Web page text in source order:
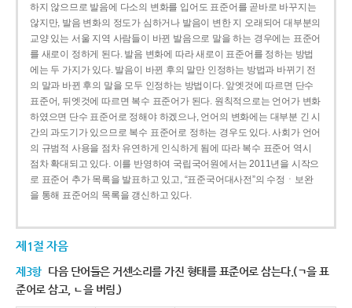
하지 않으므로 발음에 다소의 변화를 입어도 표준어를 곧바로 바꾸지는
않지만, 발음 변화의 정도가 심하거나 발음이 변한 지 오래되어 대부분의
교양 있는 서울 지역 사람들이 바뀐 발음으로 말을 하는 경우에는 표준어
를 새로이 정하게 된다. 발음 변화에 따라 새로이 표준어를 정하는 방법
에는 두 가지가 있다. 발음이 바뀐 후의 말만 인정하는 방법과 바뀌기 전
의 말과 바뀐 후의 말을 모두 인정하는 방법이다. 앞엣것에 따르면 단수
표준어, 뒤엣것에 따르면 복수 표준어가 된다. 원칙적으로는 언어가 변화
하였으면 단수 표준어로 정해야 하겠으나, 언어의 변화에는 대부분 긴 시
간의 과도기가 있으므로 복수 표준어로 정하는 경우도 있다. 사회가 언어
의 규범적 사용을 점차 유연하게 인식하게 됨에 따라 복수 표준어 역시
점차 확대되고 있다. 이를 반영하여 국립국어원에서는 2011년을 시작으
로 표준어 추가 목록을 발표하고 있고, “표준국어대사전”의 수정ㆍ보완
을 통해 표준어의 목록을 갱신하고 있다.
제1절 자음
제3항 다음 단어들은 거센소리를 가진 형태를 표준어로 삼는다.(ㄱ을 표
준어로 삼고, ㄴ을 버림.)